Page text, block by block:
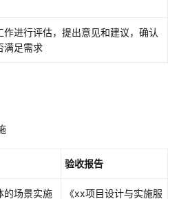
作进行评估，提出意见和建议，确认
满足需求
验收报告
的场景实施
《xx项目设计与实施服